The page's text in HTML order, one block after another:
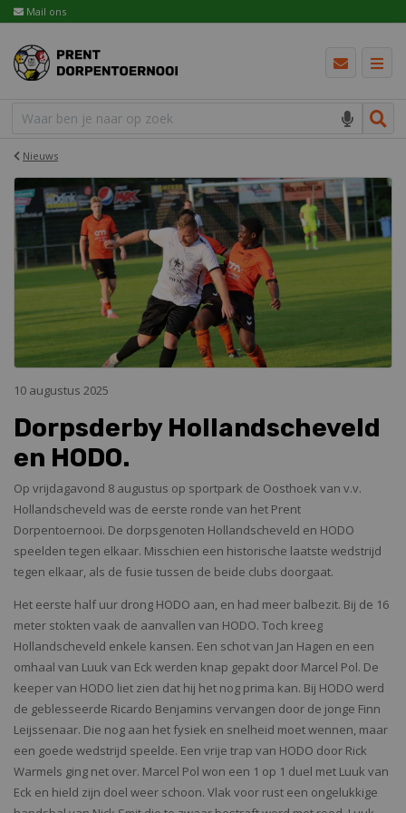
Mail ons
Nieuws
10 augustus 2025
Dorpsderby Hollandscheveld
en HODO.
Op vrijdagavond 8 augustus op sportpark de Oosthoek van v.v.
Hollandscheveld was de eerste ronde van het Prent
Dorpentoernooi. De dorpsgenoten Hollandscheveld en HODO
speelden tegen elkaar. Misschien een historische laatste wedstrijd
tegen elkaar, als de fusie tussen de beide clubs doorgaat.
Het eerste half uur drong HODO aan, en had meer balbezit. Bij de 16
meter stokten vaak de aanvallen van HODO. Toch kreeg
Hollandscheveld enkele kansen. Een schot van Jan Hagen en een
omhaal van Luuk van Eck werden knap gepakt door Marcel Pol. De
keeper van HODO liet zien dat hij het nog prima kan. Bij HODO werd
de geblesseerde Ricardo Benjamins vervangen door de jonge Finn
Leijssenaar. Die nog aan het fysiek en snelheid moet wennen, maar
een goede wedstrijd speelde. Een vrije trap van HODO door Rick
Warmels ging net over. Marcel Pol won een 1 op 1 duel met Luuk van
Eck en hield zijn doel weer schoon. Vlak voor rust een ongelukkige